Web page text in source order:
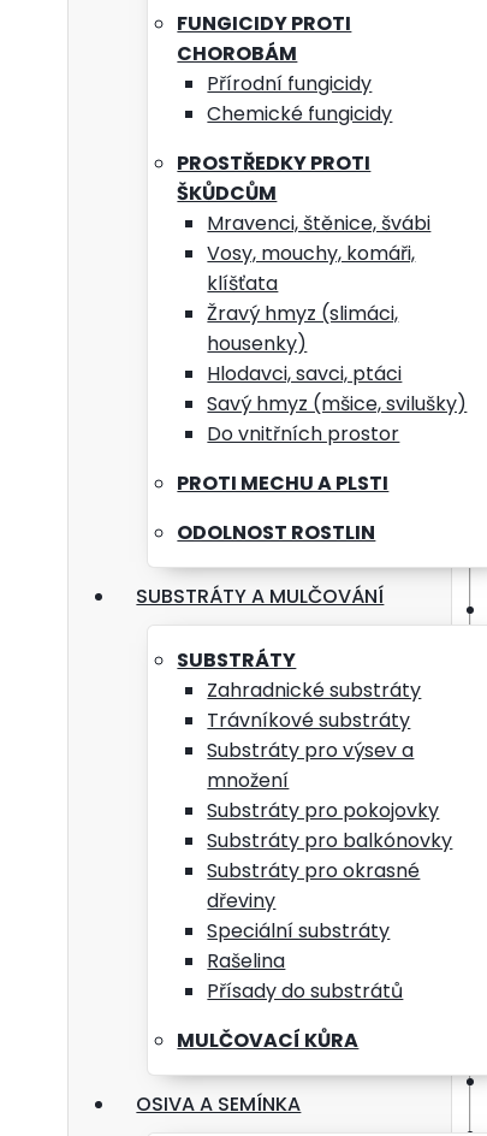
FUNGICIDY PROTI
CHOROBÁM
Přírodní fungicidy
Chemické fungicidy
PROSTŘEDKY PROTI
ŠKŮDCŮM
Mravenci, štěnice, švábi
Vosy, mouchy, komáři,
klíšťata
Žravý hmyz (slimáci,
housenky)
Hlodavci, savci, ptáci
Savý hmyz (mšice, svilušky)
Do vnitřních prostor
PROTI MECHU A PLSTI
ODOLNOST ROSTLIN
SUBSTRÁTY A MULČOVÁNÍ
SUBSTRÁTY
Zahradnické substráty
Trávníkové substráty
Substráty pro výsev a
množení
Substráty pro pokojovky
Substráty pro balkónovky
Substráty pro okrasné
dřeviny
Speciální substráty
Rašelina
Přísady do substrátů
MULČOVACÍ KŮRA
OSIVA A SEMÍNKA